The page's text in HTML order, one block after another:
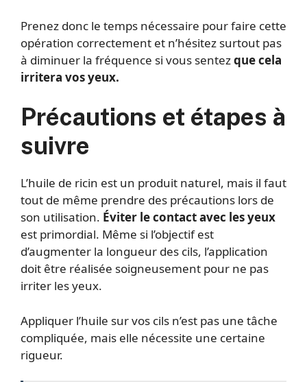
Prenez donc le temps nécessaire pour faire cette
opération correctement et n’hésitez surtout pas
à diminuer la fréquence si vous sentezque cela
irritera vos yeux.
Précautions et étapes à
suivre
L’huile de ricin est un produit naturel, mais il faut
tout de même prendre des précautions lors de
son utilisation. Éviter le contact avec les yeux
est primordial. Même si l’objectif est
d’augmenter la longueur des cils, l’application
doit être réalisée soigneusement pour ne pas
irriter les yeux.
Appliquer l’huile sur vos cils n’est pas une tâche
compliquée, mais elle nécessite une certaine
rigueur.